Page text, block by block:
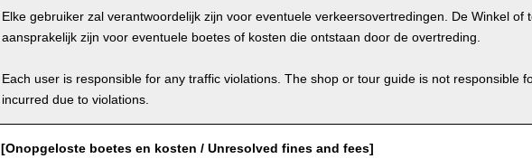
Elke gebruiker zal verantwoordelijk zijn voor eventuele verkeersovertredingen. De Winkel of
aansprakelijk zijn voor eventuele boetes of kosten die ontstaan door de overtreding.
Each user is responsible for any traffic violations. The shop or tour guide is not responsible
incurred due to violations.
[Onopgeloste boetes en kosten / Unresolved fines and fees]